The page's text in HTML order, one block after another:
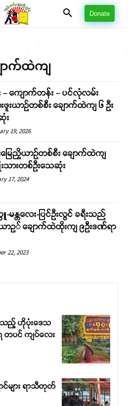
Donate
ာက်ထဲကျ
– ကျောက်တန်း – ပင်လုံလမ်း
ဖူးယာဉ်တစ်စီး ချောက်ထဲကျ ၆ ဦး
း
19, 2026
ြေညှိယာဉ်တစ်စီး ချောက်ထဲကျ
သားတစ်ဦးသေဆုံး
17, 2024
-မန္တလေး-ပြင်ဦးလွင် ခရီးသည်
ဥ် ချောက်ထဲထိုးကျ ၉ဦးဒဏ်ရာ
22, 2023
သည့် ဟိုပုံးဒေသ
တပင် ကျပ်လေး
င်များ ရာသီတုတ်